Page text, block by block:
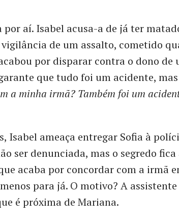
por aí. Isabel acusa-a de já ter
de um assalto, cometido
por disparar contra o dono de
que tudo foi um acidente,
a minha irmã? Também foi um
Isabel ameaça entregar Sofia à
ser denunciada, mas o segredo fica
acaba por concordar com a irmã
para já. O motivo? A
é próxima de Mariana.